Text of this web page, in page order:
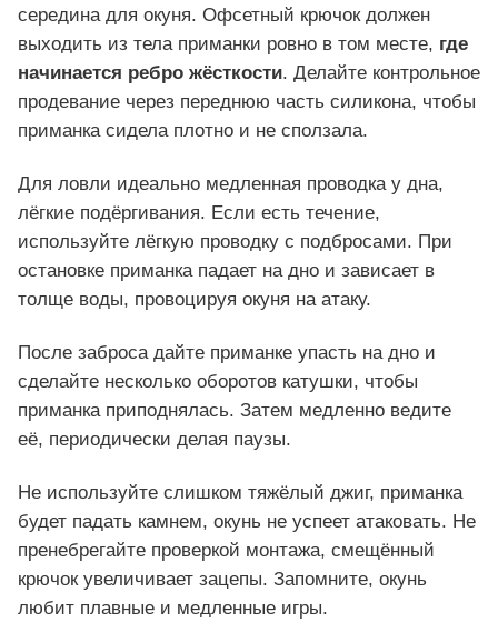
середина для окуня. Офсетный крючок должен
выходить из тела приманки ровно в том месте, где
начинается ребро жёсткости. Делайте контрольное
продевание через переднюю часть силикона, чтобы
приманка сидела плотно и не сползала.
Для ловли идеально медленная проводка у дна,
лёгкие подёргивания. Если есть течение,
используйте лёгкую проводку с подбросами. При
остановке приманка падает на дно и зависает в
толще воды, провоцируя окуня на атаку.
После заброса дайте приманке упасть на дно и
сделайте несколько оборотов катушки, чтобы
приманка приподнялась. Затем медленно ведите
её, периодически делая паузы.
Не используйте слишком тяжёлый джиг, приманка
будет падать камнем, окунь не успеет атаковать. Не
пренебрегайте проверкой монтажа, смещённый
крючок увеличивает зацепы. Запомните, окунь
любит плавные и медленные игры.